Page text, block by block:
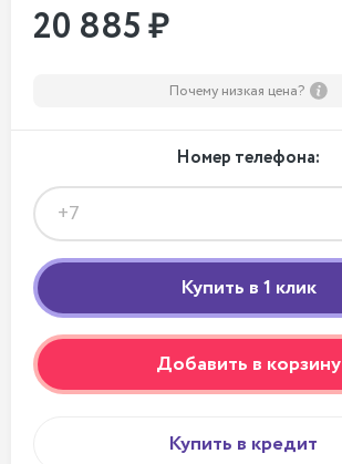
20 885 ₽
Почему низкая цена?
Номер телефона:
Добавить в корзину
Купить в кредит